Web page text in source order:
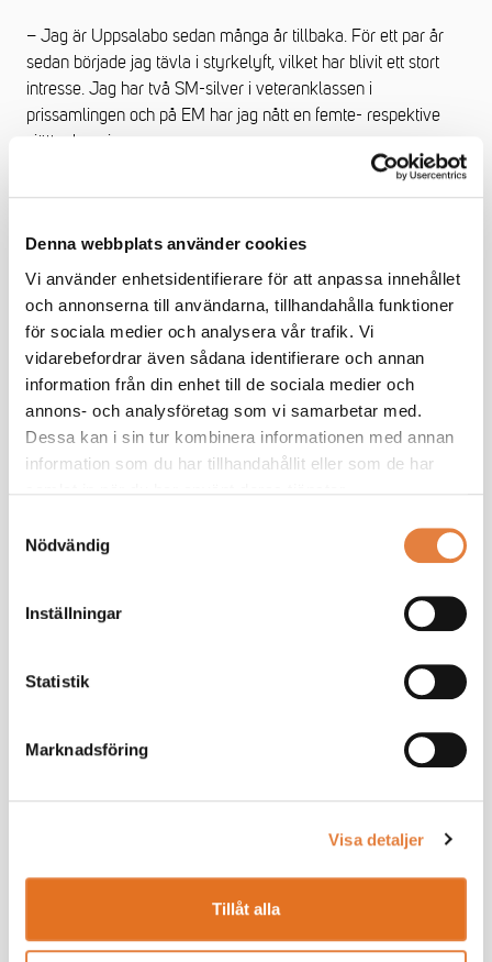
Denna webbplats använder cookies
Vi använder enhetsidentifierare för att anpassa innehållet
och annonserna till användarna, tillhandahålla funktioner
för sociala medier och analysera vår trafik. Vi
vidarebefordrar även sådana identifierare och annan
information från din enhet till de sociala medier och
annons- och analysföretag som vi samarbetar med.
Dessa kan i sin tur kombinera informationen med annan
information som du har tillhandahållit eller som de har
Nödvändig
Inställningar
Statistik
Marknadsföring
Visa detaljer
Tillåt alla
– Jag är Uppsalabo sedan många år tillbaka. För ett par år
sedan började jag tävla i styrkelyft, vilket har blivit ett stort
intresse. Jag har två SM-silver i veteranklassen i
prissamlingen och på EM har jag nått en femte- respektive
sjätteplacering.